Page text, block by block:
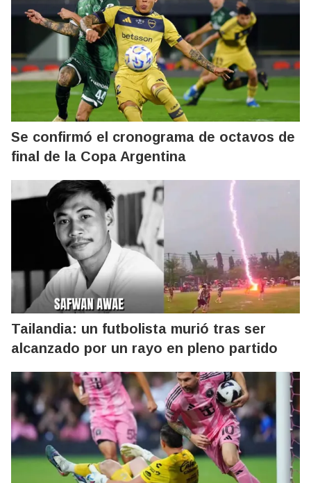
Se confirmó el cronograma de octavos de
final de la Copa Argentina
Tailandia: un futbolista murió tras ser
alcanzado por un rayo en pleno partido